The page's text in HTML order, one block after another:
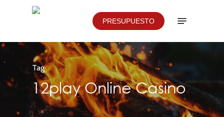
content
PRESUPUESTO
Tag
12play Online Casino